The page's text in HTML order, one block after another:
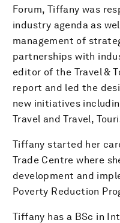
Forum, Tiffany was
industry agenda as
management of
partnerships with
editor of the Travel &
report and led the
new initiatives
Travel and Travel,
Tiffany started her
Trade Centre where
development and
Poverty Reduction
Tiffany has a BSc in